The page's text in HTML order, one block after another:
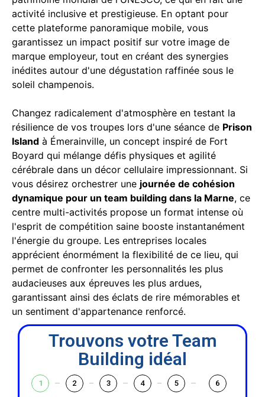
activité inclusive et prestigieuse. En optant pour
cette plateforme panoramique mobile, vous
garantissez un impact positif sur votre image de
marque employeur, tout en créant des synergies
inédites autour d'une dégustation raffinée sous le
soleil champenois.
Changez radicalement d'atmosphère en testant la
résilience de vos troupes lors d'une séance de Prison
Island à Émerainville, un concept inspiré de Fort
Boyard qui mélange défis physiques et agilité
cérébrale dans un décor cellulaire impressionnant. Si
vous désirez orchestrer une journée de cohésion
dynamique pour un team building dans la Marne, ce
centre multi-activités propose un format intense où
l'esprit de compétition saine booste instantanément
l'énergie du groupe. Les entreprises locales
apprécient énormément la flexibilité de ce lieu, qui
permet de confronter les personnalités les plus
audacieuses aux épreuves les plus ardues,
garantissant ainsi des éclats de rire mémorables et
un sentiment d'appartenance renforcé.
Trouvons votre Team
Building idéal
1 2 3 4 5 6